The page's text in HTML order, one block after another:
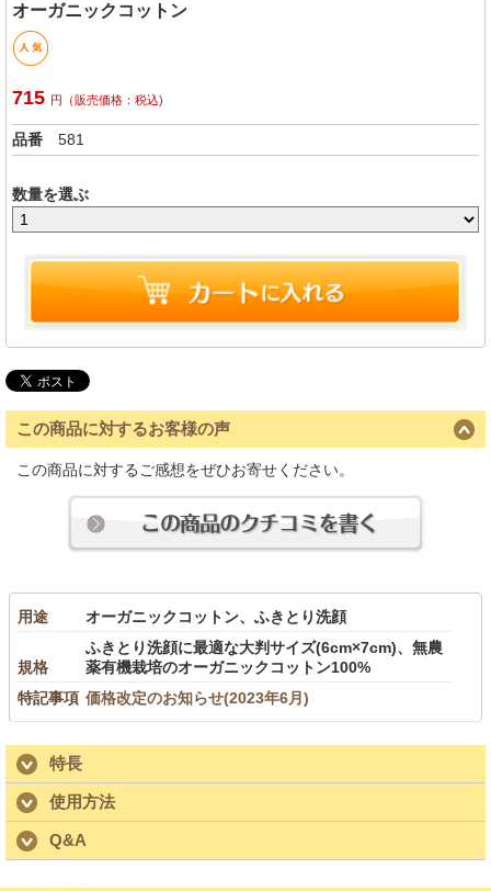
オーガニックコットン
715 円（販売価格：税込)
品番 581
数量を選ぶ
この商品に対するお客様の声
この商品に対するご感想をぜひお寄せください。
用途 オーガニックコットン、ふきとり洗顔
規格
ふきとり洗顔に最適な大判サイズ(6cm×7cm)、無農
薬有機栽培のオーガニックコットン100%
特記事項 価格改定のお知らせ(2023年6月)
特長
使用方法
Q&A